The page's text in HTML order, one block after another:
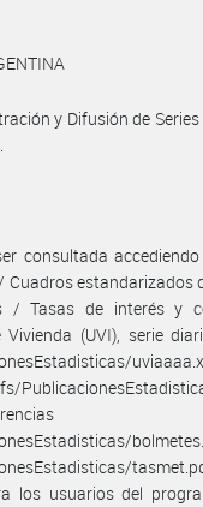
y Difusión de
consultada
estandarizados
/ Tasas de interés y
(UVI), serie
los usuarios del